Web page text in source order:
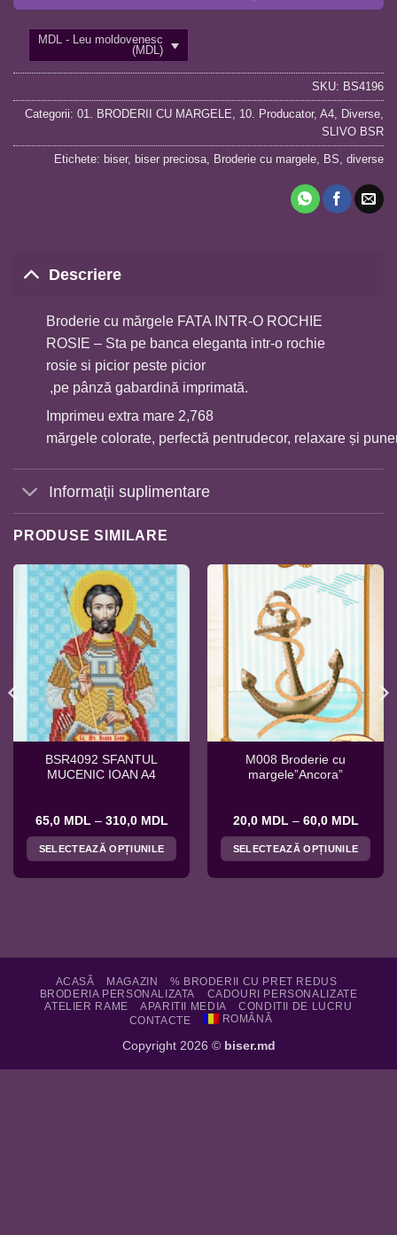
MDL - Leu moldovenesc
(MDL)
SKU: BS4196
Categorii: 01. BRODERII CU MARGELE, 10. Producator, A4, Diverse,
SLIVO BSR
Etichete: biser, biser preciosa, Broderie cu margele, BS, diverse
Descriere
Broderie cu mărgele FATA INTR-O ROCHIE
ROSIE – Sta pe banca eleganta intr-o rochie
rosie si picior peste picior
,pe pânză gabardină imprimată.
Imprimeu extra mare 2,768
mărgele colorate, perfectă pentrudecor, relaxare și
Informații suplimentare
PRODUSE SIMILARE
BSR4092 SFANTUL
MUCENIC IOAN A4
65,0 MDL – 310,0 MDLInterval
prețuri:
65,0 MDL
la
SELECTEAZĂ OPȚIUNILE
Opțiunile
pot
M008 Broderie cu
margele”Ancora”
20,0 MDL – 60,0 MDL
prețuri:
20,0
la
SELECTEAZĂ OPȚIUNILE
Opțiunile
pot
ACASĂ MAGAZIN
% BRODERII CU PRET REDUS
BRODERIA PERSONALIZATA
CADOURI PERSONALIZATE
ATELIER RAME
APARITII MEDIA
CONDITII DE LUCRU
CONTACTE
ROMÂNĂ
Copyright 2026 © biser.md